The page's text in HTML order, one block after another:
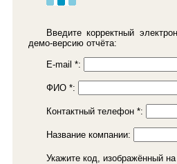
Введите корректный
демо-версию отчёта:
E-mail *:
ФИО *:
Контактный телефон *:
Название компании:
Укажите код, изображённый